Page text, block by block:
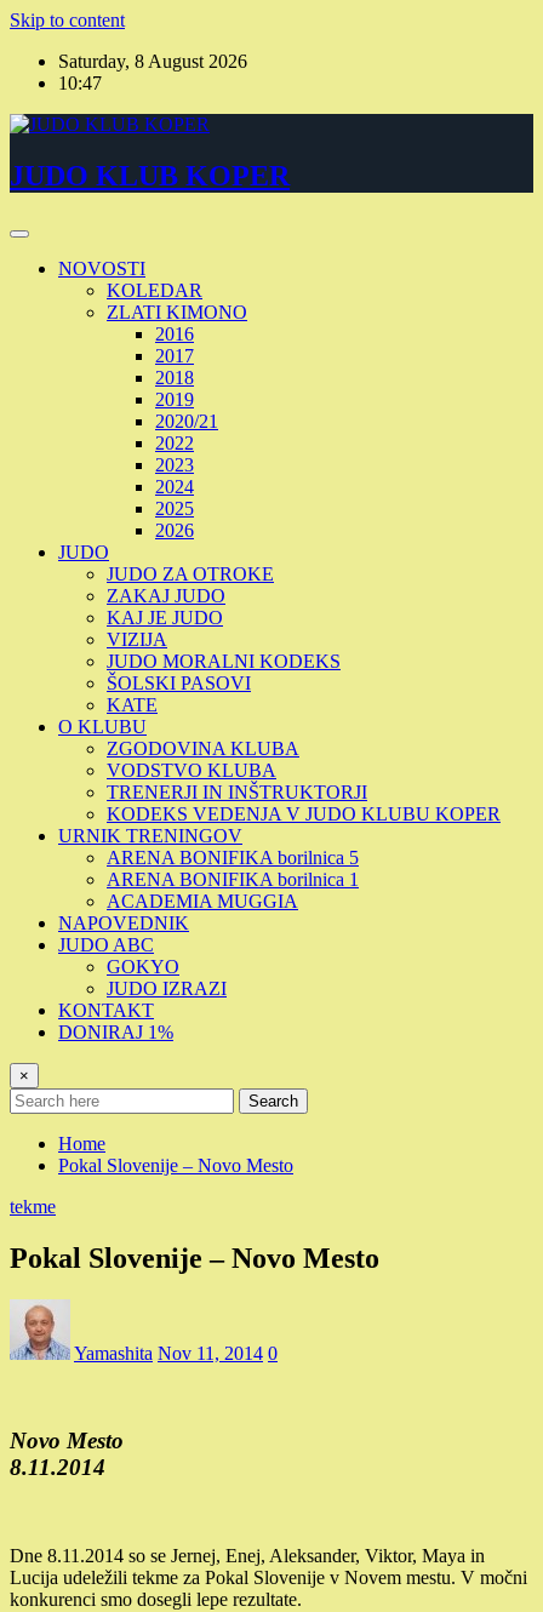
Skip to content
Saturday, 8 August 2026
10:47
JUDO KLUB KOPER
NOVOSTI
KOLEDAR
ZLATI KIMONO
2016
2017
2018
2019
2020/21
2022
2023
2024
2025
2026
JUDO
JUDO ZA OTROKE
ZAKAJ JUDO
KAJ JE JUDO
VIZIJA
JUDO MORALNI KODEKS
ŠOLSKI PASOVI
KATE
O KLUBU
ZGODOVINA KLUBA
VODSTVO KLUBA
TRENERJI IN INŠTRUKTORJI
KODEKS VEDENJA V JUDO KLUBU KOPER
URNIK TRENINGOV
ARENA BONIFIKA borilnica 5
ARENA BONIFIKA borilnica 1
ACADEMIA MUGGIA
NAPOVEDNIK
JUDO ABC
GOKYO
JUDO IZRAZI
KONTAKT
DONIRAJ 1%
×
Search
Home
Pokal Slovenije – Novo Mesto
tekme
Pokal Slovenije – Novo Mesto
Yamashita Nov 11, 2014 0
Novo Mesto
8.11.2014
Dne 8.11.2014 so se Jernej, Enej, Aleksander, Viktor, Maya in
Lucija udeležili tekme za Pokal Slovenije v Novem mestu. V močni
konkurenci smo dosegli lepe rezultate.